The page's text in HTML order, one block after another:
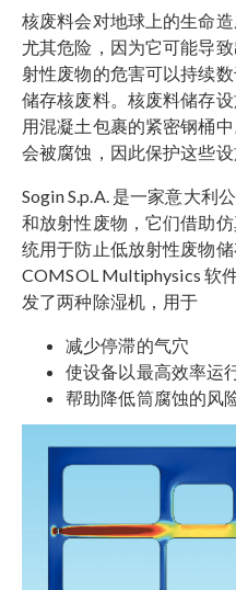
核废料会对地球上的生命
尤其危险，因为它可能导
射性废物的危害可以持续
储存核废料。核废料储存
用混凝土包裹的紧密钢桶
会被腐蚀，因此保护这些设
Sogin S.p.A. 是一家意大利
和放射性废物，它们借助
统用于防止低放射性废物
COMSOL Multiphysics 软
发了两种除湿机，用于
减少停滞的气穴
使设备以最高效率运
帮助降低筒腐蚀的风